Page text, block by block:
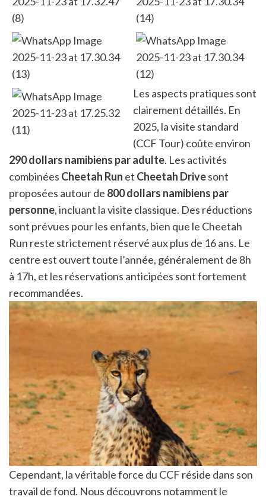
Les aspects pratiques sont
clairement détaillés. En
2025, la visite standard
(CCF Tour) coûte environ
290 dollars namibiens par adulte. Les activités
combinées Cheetah Run et Cheetah Drivesont
proposées autour de 800 dollars namibiens par
personne, incluant la visite classique. Des réductions
sont prévues pour les enfants, bien que le Cheetah
Run reste strictement réservé aux plus de 16 ans. Le
centre est ouvert toute l’année, généralement de 8h
à 17h, et les réservations anticipées sont fortement
recommandées.
Cependant, la véritable force du CCF réside dans son
travail de fond. Nous découvrons notamment le